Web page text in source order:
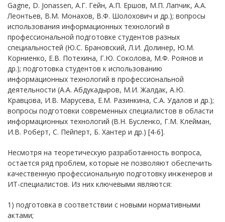
Gagne, D. Jonassen, А.Г. Гейн, А.П. Ершов, М.П. Лапчик, А.А.
Леонтьев, В.М. Монахов, В.Ф. Шолохович и др.); вопросы
использования информационных технологий в
профессиональной подготовке студентов разных
специальностей (Ю.С. Брановский, Л.И. Долинер, Ю.М.
Корниенко, Е.В. Потехина, Г.Ю. Соколова, М.Ф. Роянов и
др.); подготовка студентов к использованию
информационных технологий в профессиональной
деятельности (А.А. Абдукадыров, М.И. Жалдак, А.Ю.
Кравцова, И.В. Марусева, Е.М. Разинкина, С.А. Удалов и др.);
вопросы подготовки современных специалистов в области
информационных технологий (В.Н. Бусленко, Г.М. Клейман,
И.В. Роберт, С. Пейперт, Б. Хантер и др.) [4-6].
Несмотря на теоретическую разработанность вопроса,
остается ряд проблем, которые не позволяют обеспечить
качественную профессиональную подготовку инженеров и
ИТ-специалистов. Из них ключевыми являются:
1) подготовка в соответствии с новыми нормативными
актами;